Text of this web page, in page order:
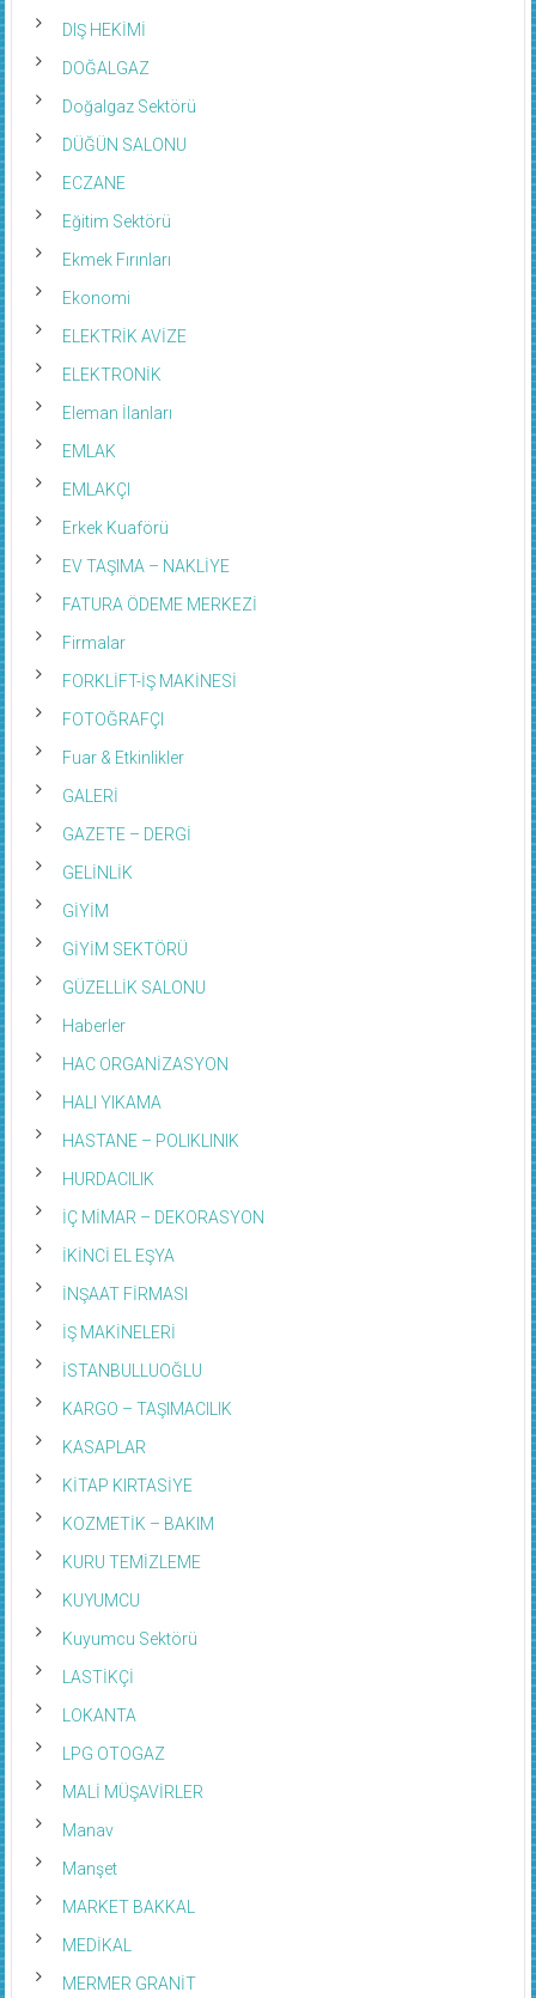
DIŞ HEKİMİ
DOĞALGAZ
Doğalgaz Sektörü
DÜĞÜN SALONU
ECZANE
Eğitim Sektörü
Ekmek Fırınları
Ekonomi
ELEKTRİK AVİZE
ELEKTRONİK
Eleman İlanları
EMLAK
EMLAKÇI
Erkek Kuaförü
EV TAŞIMA – NAKLİYE
FATURA ÖDEME MERKEZİ
Firmalar
FORKLİFT-İŞ MAKİNESİ
FOTOĞRAFÇI
Fuar & Etkinlikler
GALERİ
GAZETE – DERGİ
GELİNLİK
GİYİM
GİYİM SEKTÖRÜ
GÜZELLİK SALONU
Haberler
HAC ORGANİZASYON
HALI YIKAMA
HASTANE – POLIKLINIK
HURDACILIK
İÇ MİMAR – DEKORASYON
İKİNCİ EL EŞYA
İNŞAAT FİRMASI
İŞ MAKİNELERİ
İSTANBULLUOĞLU
KARGO – TAŞIMACILIK
KASAPLAR
KİTAP KIRTASİYE
KOZMETİK – BAKIM
KURU TEMİZLEME
KUYUMCU
Kuyumcu Sektörü
LASTİKÇİ
LOKANTA
LPG OTOGAZ
MALİ MÜŞAVİRLER
Manav
Manşet
MARKET BAKKAL
MEDİKAL
MERMER GRANİT